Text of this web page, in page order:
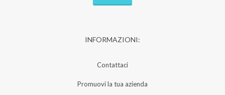
INFORMAZIONI:
Contattaci
Promuovi la tua azienda